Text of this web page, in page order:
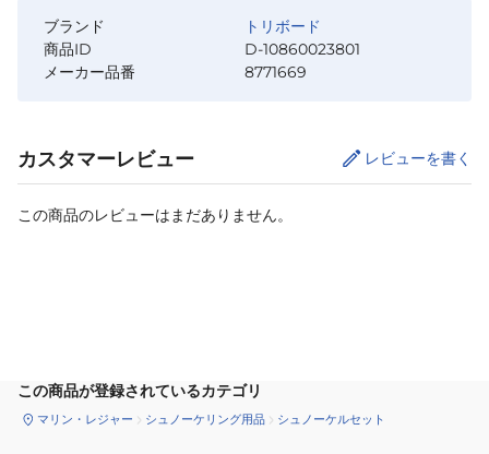
ブランド
トリボード
商品ID
D-10860023801
メーカー品番
8771669
カスタマーレビュー レビューを書く
この商品のレビューはまだありません。
この商品が登録されているカテゴリ
マリン・レジャー シュノーケリング用品 シュノーケルセット